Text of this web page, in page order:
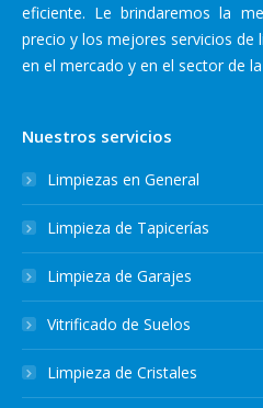
eficiente. Le brindaremos la
precio y los mejores servicios de
en el mercado y en el sector de
Nuestros servicios
Limpiezas en General
Limpieza de Tapicerías
Limpieza de Garajes
Vitrificado de Suelos
Limpieza de Cristales